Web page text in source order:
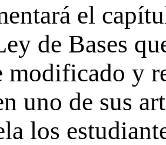
el
de Bases
modificado y
uno de sus
los